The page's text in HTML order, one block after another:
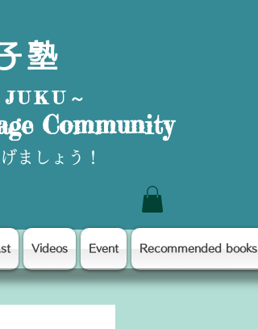
塾
～
Community
ましょう！
Videos Event Recommended books